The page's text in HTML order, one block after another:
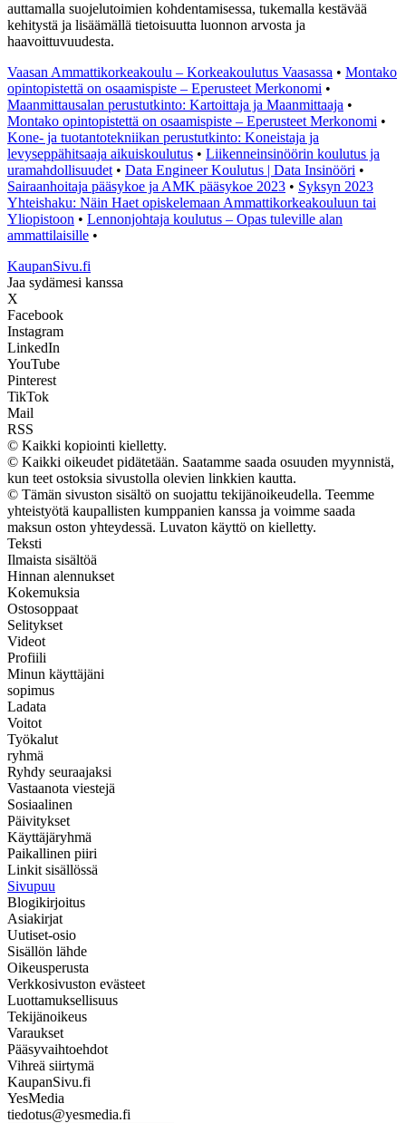
auttamalla suojelutoimien kohdentamisessa, tukemalla kestävää
kehitystä ja lisäämällä tietoisuutta luonnon arvosta ja
haavoittuvuudesta.
Vaasan Ammattikorkeakoulu – Korkeakoulutus Vaasassa • Montako
opintopistettä on osaamispiste – Eperusteet Merkonomi •
Maanmittausalan perustutkinto: Kartoittaja ja Maanmittaaja •
Montako opintopistettä on osaamispiste – Eperusteet Merkonomi •
Kone- ja tuotantotekniikan perustutkinto: Koneistaja ja
levyseppähitsaaja aikuiskoulutus • Liikenneinsinöörin koulutus ja
uramahdollisuudet • Data Engineer Koulutus | Data Insinööri •
Sairaanhoitaja pääsykoe ja AMK pääsykoe 2023 • Syksyn 2023
Yhteishaku: Näin Haet opiskelemaan Ammattikorkeakouluun tai
Yliopistoon • Lennonjohtaja koulutus – Opas tuleville alan
ammattilaisille •
KaupanSivu.fi
Jaa sydämesi kanssa
X
Facebook
Instagram
LinkedIn
YouTube
Pinterest
TikTok
Mail
RSS
© Kaikki kopiointi kielletty.
© Kaikki oikeudet pidätetään. Saatamme saada osuuden myynnistä,
kun teet ostoksia sivustolla olevien linkkien kautta.
© Tämän sivuston sisältö on suojattu tekijänoikeudella. Teemme
yhteistyötä kaupallisten kumppanien kanssa ja voimme saada
maksun oston yhteydessä. Luvaton käyttö on kielletty.
Teksti
Ilmaista sisältöä
Hinnan alennukset
Kokemuksia
Ostosoppaat
Selitykset
Videot
Profiili
Minun käyttäjäni
sopimus
Ladata
Voitot
Työkalut
ryhmä
Ryhdy seuraajaksi
Vastaanota viestejä
Sosiaalinen
Päivitykset
Käyttäjäryhmä
Paikallinen piiri
Linkit sisällössä
Sivupuu
Blogikirjoitus
Asiakirjat
Uutiset-osio
Sisällön lähde
Oikeusperusta
Verkkosivuston evästeet
Luottamuksellisuus
Tekijänoikeus
Varaukset
Pääsyvaihtoehdot
Vihreä siirtymä
KaupanSivu.fi
YesMedia
tiedotus@yesmedia.fi